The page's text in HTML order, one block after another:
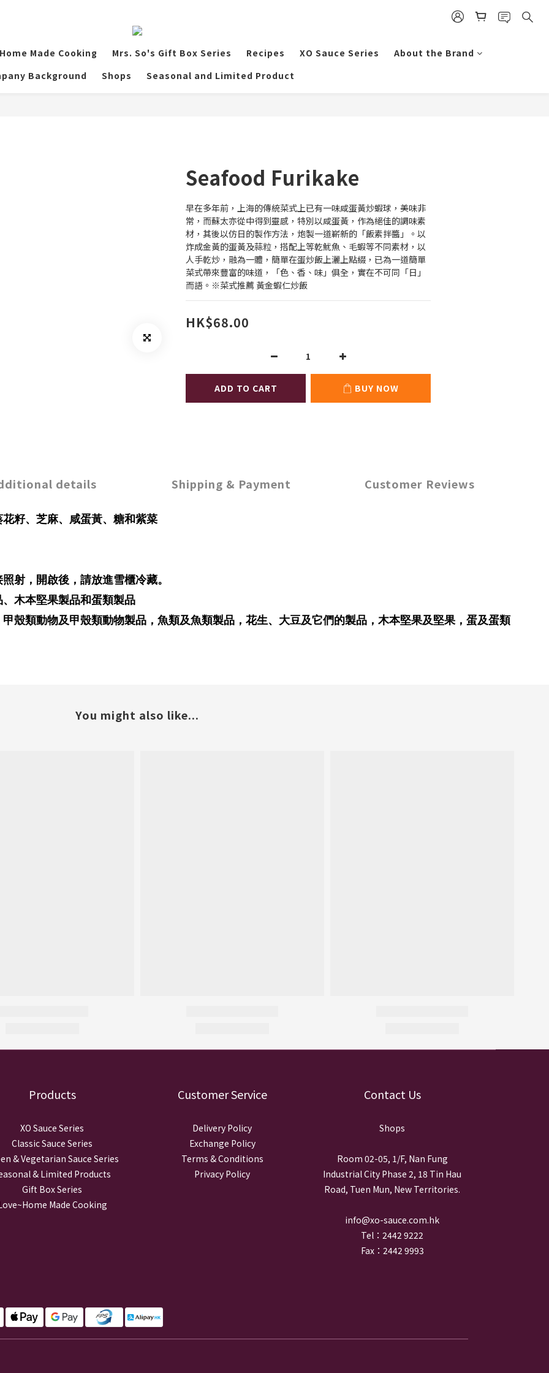
Made Cooking Mrs. So's Gift Box Series Recipes XO Sauce Series
About the Brand
Background
Shops Seasonal and Limited Product
Seafood Furikake
早在多年前，上海的傳統菜式上已有一味咸蛋黃炒蝦球，美味非
常，而蘇太亦從中得到靈感，特別以咸蛋黃，作為絕佳的調味素
材，其後以仿日的製作方法，炮製一道嶄新的「飯素拌醬」。以
炸成金黃的蛋黃及蒜粒，搭配上等乾魷魚、毛蝦等不同素材，以
人手乾炒，融為一體，簡單在蛋炒飯上灑上點綴，已為一道簡單
菜式帶來豐富的味道，「色、香、味」俱全，實在不可同「日」
而語。※菜式推薦 黃金蝦仁炒飯
HK$68.00
ADD TO CART BUY NOW
details Shipping & Payment Customer Reviews
籽、芝麻、咸蛋黃、糖和紫菜
射，開啟後，請放進雪櫃冷藏。
木本堅果製品和蛋類製品
殼類動物及甲殼類動物製品，魚類及魚類製品，花生、大豆及它們的製品，木本堅果及堅果，蛋及蛋類
You might also like...
Products
XO Sauce Series
Classic Sauce Series
& Vegetarian Sauce Series
& Limited Products
Gift Box Series
Made Cooking
Customer Service
Delivery Policy
Exchange Policy
Terms & Conditions
Privacy Policy
Contact Us
Shops
Room 02-05, 1/F, Nan Fung
Industrial City Phase 2, 18 Tin Hau
Road, Tuen Mun, New Territories.
info@xo-sauce.com.hk
Tel：2442 9222
Fax：2442 9993